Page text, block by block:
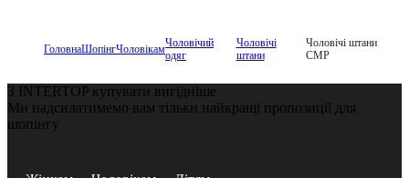
ГоловнаШопінгЧоловікамЧоловічий
одяг
Чоловічі
штани
Чоловічі штани
CMP
З INTERTOP купувати вигідніше
Ми надсилатимемо вам тільки найкращі пропозиції для
шопінгу